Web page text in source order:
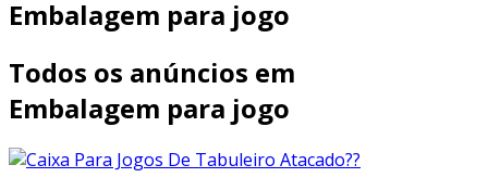
Embalagem para jogo
Todos os anúncios em
Embalagem para jogo